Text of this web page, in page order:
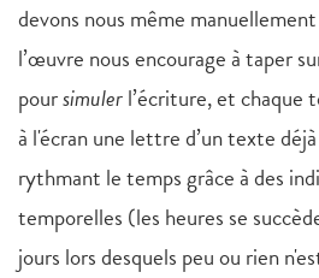
devons nous même
l’œuvre nous encourage à taper
poursimulerl’écriture, et chaque
à l'écran une lettre d’un texte
rythmant le temps grâce à des
temporelles (les heures se
jours lors desquels peu ou rien